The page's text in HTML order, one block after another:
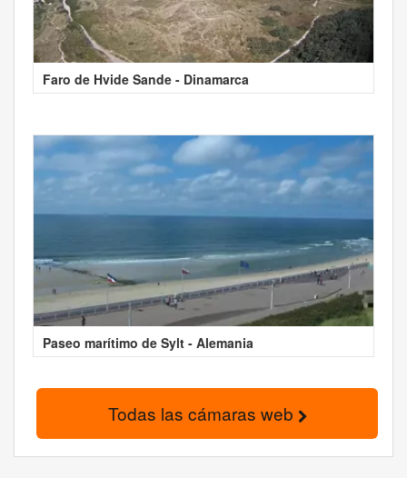
Faro de Hvide Sande - Dinamarca
Paseo marítimo de Sylt - Alemania
Todas las cámaras web